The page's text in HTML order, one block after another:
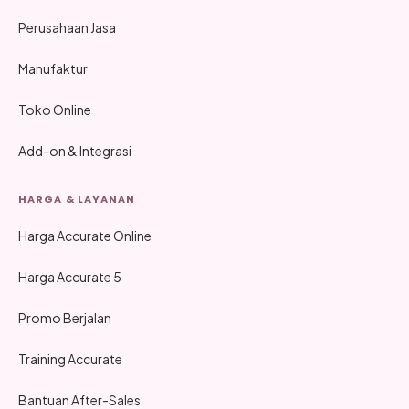
Perusahaan Jasa
Manufaktur
Toko Online
Add-on & Integrasi
HARGA & LAYANAN
Harga Accurate Online
Harga Accurate 5
Promo Berjalan
Training Accurate
Bantuan After-Sales